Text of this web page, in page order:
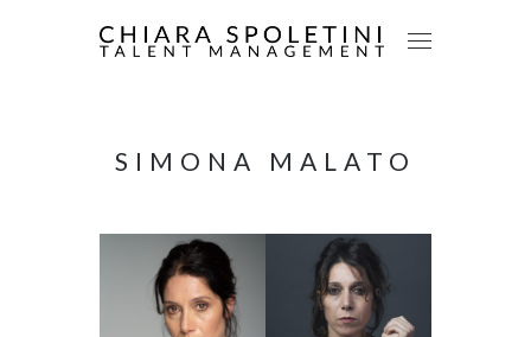
SIMONA MALATO